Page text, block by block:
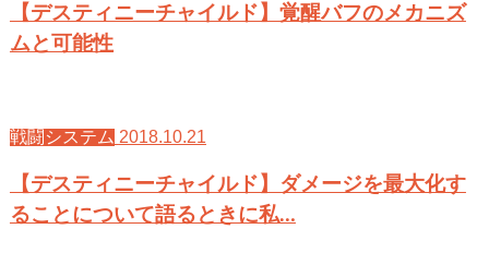
【デスティニーチャイルド】覚醒バフのメカニズ
ムと可能性
戦闘システム 2018.10.21
【デスティニーチャイルド】ダメージを最大化す
ることについて語るときに私…